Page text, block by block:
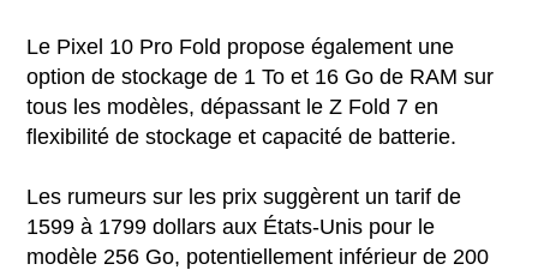
Le Pixel 10 Pro Fold propose également une
option de stockage de 1 To et 16 Go de RAM sur
tous les modèles, dépassant le Z Fold 7 en
flexibilité de stockage et capacité de batterie.
Les rumeurs sur les prix suggèrent un tarif de
1599 à 1799 dollars aux États-Unis pour le
modèle 256 Go, potentiellement inférieur de 200